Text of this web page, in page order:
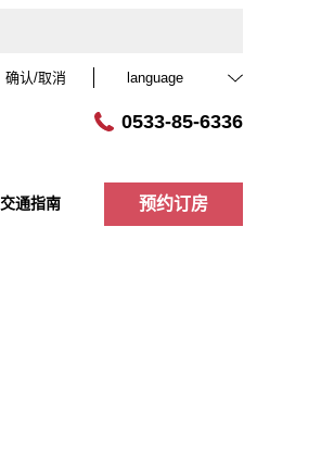
确认/取消 language
0533-85-6336
交通指南 预约订房